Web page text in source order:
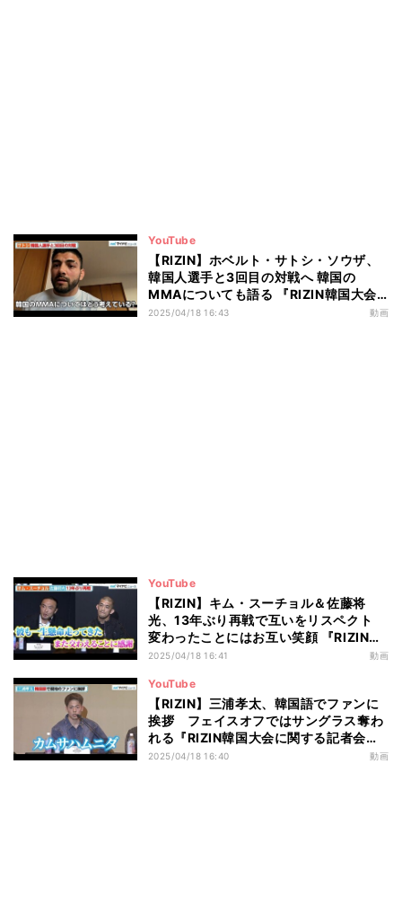
YouTube
【RIZIN】ホベルト・サトシ・ソウザ、
韓国人選手と3回目の対戦へ 韓国の
MMAについても語る 『RIZIN韓国大会
に関する記者会見』
2025/04/18 16:43 動画
YouTube
【RIZIN】キム・スーチョル＆佐藤将
光、13年ぶり再戦で互いをリスペクト
変わったことにはお互い笑顔 『RIZIN韓
国大会に関する記者会見』
2025/04/18 16:41 動画
YouTube
【RIZIN】三浦孝太、韓国語でファンに
挨拶 フェイスオフではサングラス奪わ
れる『RIZIN韓国大会に関する記者会
見』
2025/04/18 16:40 動画